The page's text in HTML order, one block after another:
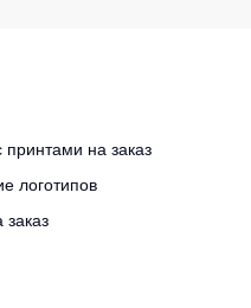
на заказ
логотипов